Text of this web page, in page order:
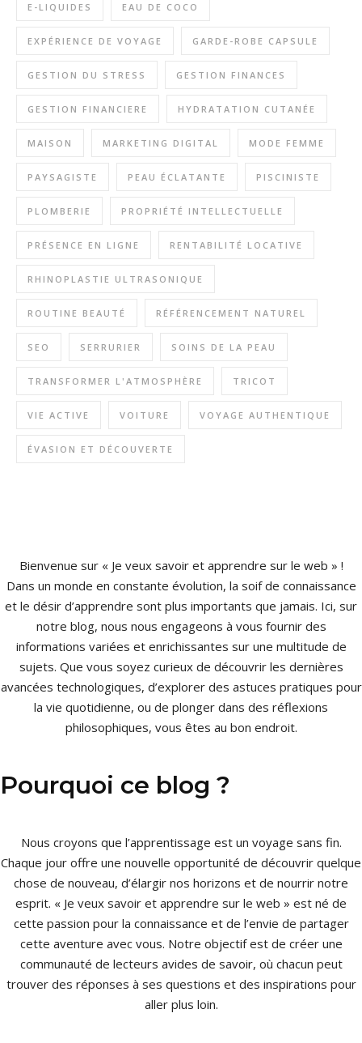
E-LIQUIDES EAU DE COCO
EXPÉRIENCE DE VOYAGE GARDE-ROBE CAPSULE
GESTION DU STRESS GESTION FINANCES
GESTION FINANCIERE HYDRATATION CUTANÉE
MAISON MARKETING DIGITAL MODE FEMME
PAYSAGISTE PEAU ÉCLATANTE PISCINISTE
PLOMBERIE PROPRIÉTÉ INTELLECTUELLE
PRÉSENCE EN LIGNE RENTABILITÉ LOCATIVE
RHINOPLASTIE ULTRASONIQUE
ROUTINE BEAUTÉ RÉFÉRENCEMENT NATUREL
SEO SERRURIER SOINS DE LA PEAU
TRANSFORMER L'ATMOSPHÈRE TRICOT
VIE ACTIVE VOITURE VOYAGE AUTHENTIQUE
ÉVASION ET DÉCOUVERTE
Bienvenue sur « Je veux savoir et apprendre sur le web » !
Dans un monde en constante évolution, la soif de connaissance
et le désir d’apprendre sont plus importants que jamais. Ici, sur
notre blog, nous nous engageons à vous fournir des
informations variées et enrichissantes sur une multitude de
sujets. Que vous soyez curieux de découvrir les dernières
avancées technologiques, d’explorer des astuces pratiques pour
la vie quotidienne, ou de plonger dans des réflexions
philosophiques, vous êtes au bon endroit.
Pourquoi ce blog ?
Nous croyons que l’apprentissage est un voyage sans fin.
Chaque jour offre une nouvelle opportunité de découvrir quelque
chose de nouveau, d’élargir nos horizons et de nourrir notre
esprit. « Je veux savoir et apprendre sur le web » est né de
cette passion pour la connaissance et de l’envie de partager
cette aventure avec vous. Notre objectif est de créer une
communauté de lecteurs avides de savoir, où chacun peut
trouver des réponses à ses questions et des inspirations pour
aller plus loin.